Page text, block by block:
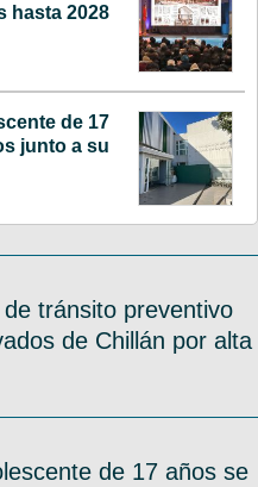
hasta 2028
de 17
junto a su
tránsito preventivo
de Chillán por alta
de 17 años se